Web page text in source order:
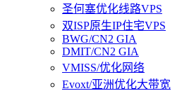
圣何塞优化线路VPS
双ISP原生IP住宅VPS
BWG/CN2 GIA
DMIT/CN2 GIA
VMISS/优化网络
Evoxt/亚洲优化大带宽